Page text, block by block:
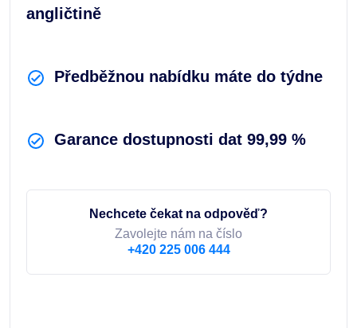
angličtině
Předběžnou nabídku máte do týdne
Garance dostupnosti dat 99,99 %
Nechcete čekat na odpověď?
Zavolejte nám na číslo
+420 225 006 444